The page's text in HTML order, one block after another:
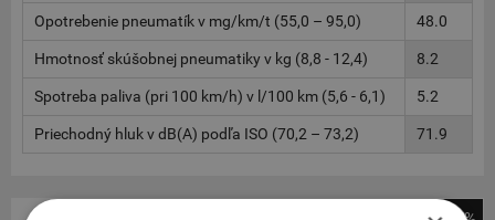
Opotrebenie pneumatík v mg/km/t (55,0 – 95,0) 48.0
Hmotnosť skúšobnej pneumatiky v kg (8,8 - 12,4) 8.2
Spotreba paliva (pri 100 km/h) v l/100 km (5,6 - 6,1) 5.2
Priechodný hluk v dB(A) podľa ISO (70,2 – 73,2) 71.9